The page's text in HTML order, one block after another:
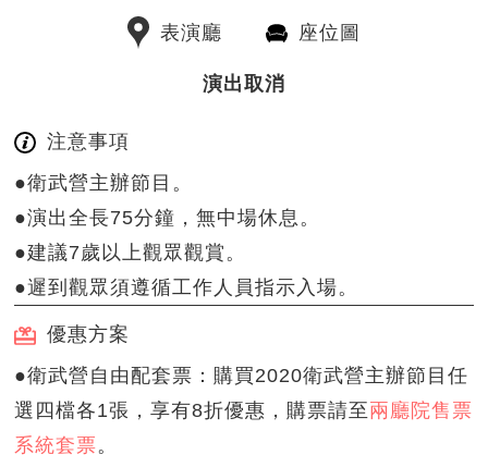
表演廳 座位圖
演出取消
注意事項
●衛武營主辦節目。
●演出全長75分鐘，無中場休息。
●建議7歲以上觀眾觀賞。
●遲到觀眾須遵循工作人員指示入場。
優惠方案
●衛武營自由配套票：購買2020衛武營主辦節目任
選四檔各1張，享有8折優惠，購票請至兩廳院售票
系統套票。